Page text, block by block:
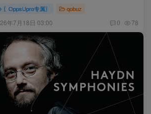
〖OppsUpro专属〗 qobuz
26年7月18日 03:00 0 78